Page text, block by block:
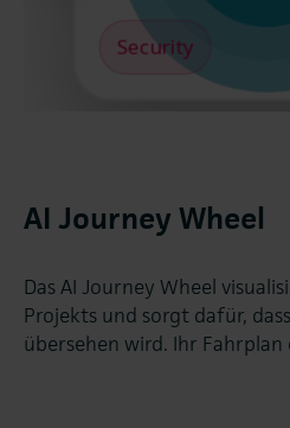
Security
AI Journey Wheel
Das AI Journey Wheel
Projekts und sorgt dafür,
übersehen wird. Ihr Fahrplan